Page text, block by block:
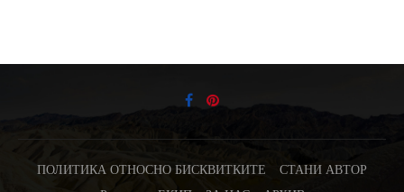
ПОЛИТИКА ОТНОСНО БИСКВИТКИТЕ
СТАНИ АВТОР